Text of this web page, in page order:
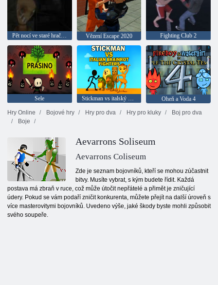
Pět nocí ve staré hračce 2020 Vězení Escape 2020 Fighting Club 2
Sele Stickman vs italský mozek
Oheň a Voda 4
Hry Online
Bojové hry Hry pro dva Hry pro kluky
Boj pro dva
Boje
Aevarrons Soliseum
Aevarrons Coliseum
Zde je seznam bojovníků, kteří se mohou zúčastnit
bitvy. Musíte vybrat, s kým budete řídit. Každá
postava má zbraň v ruce, což může útočit nepřátelé a přimět je zničující
údery. Pokud se vám podaří zničit konkurenta, můžete přejít na další úroveň s
více masterovitymi bojovníků. Uvedeno výše, jaké škody byste mohli způsobit
svého soupeře.